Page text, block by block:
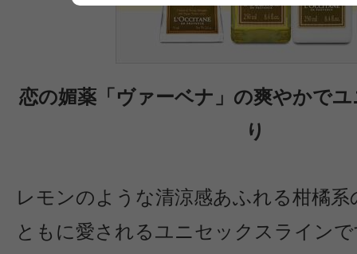
恋の媚薬「ヴァーベナ」の爽やかで
り
レモンのような清涼感あふれる柑橘系
ともに愛されるユニセックスライン